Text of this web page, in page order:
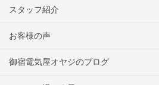
スタッフ紹介
お客様の声
御宿電気屋オヤジのブログ